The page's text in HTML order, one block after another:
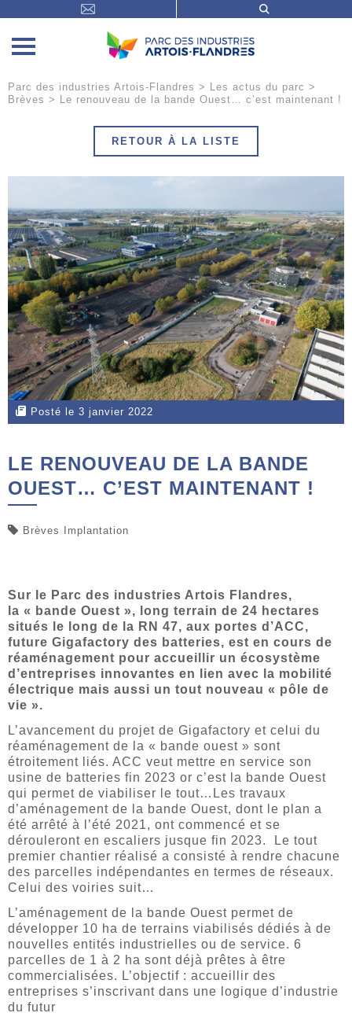
Parc des industries Artois-Flandres > Les actus du parc >
Brèves > Le renouveau de la bande Ouest… c’est maintenant !
RETOUR À LA LISTE
Posté le 3 janvier 2022
LE RENOUVEAU DE LA BANDE
OUEST… C’EST MAINTENANT !
Brèves Implantation
Sur le Parc des industries Artois Flandres,
la « bande Ouest », long terrain de 24 hectares
situés le long de la RN 47, aux portes d’ACC,
future Gigafactory des batteries, est en cours de
réaménagement pour accueillir un écosystème
d’entreprises innovantes en lien avec la mobilité
électrique mais aussi un tout nouveau « pôle de
vie ».
L’avancement du projet de Gigafactory et celui du
réaménagement de la « bande ouest » sont
étroitement liés. ACC veut mettre en service son
usine de batteries fin 2023 or c’est la bande Ouest
qui permet de viabiliser le tout…Les travaux
d’aménagement de la bande Ouest, dont le plan a
été arrêté à l’été 2021, ont commencé et se
dérouleront en escaliers jusque fin 2023. Le tout
premier chantier réalisé a consisté à rendre chacune
des parcelles indépendantes en termes de réseaux.
Celui des voiries suit…
L’aménagement de la bande Ouest permet de
développer 10 ha de terrains viabilisés dédiés à de
nouvelles entités industrielles ou de service. 6
parcelles de 1 à 2 ha sont déjà prêtes à être
commercialisées. L’objectif : accueillir des
entreprises s’inscrivant dans une logique d’industrie
du futur